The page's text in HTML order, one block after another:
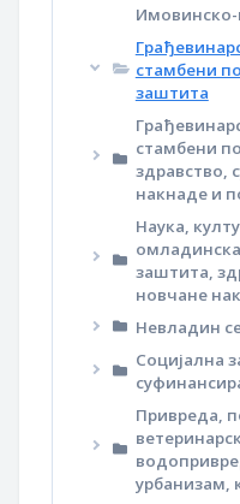
стамбени
заштита
стамбени
здравство,
накнаде и
Наука,
заштита,
новчане
Невладин
Социјална
Привреда,
урбанизам,